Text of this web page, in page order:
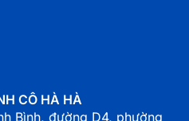
CÔ HÀ HÀ
Bình, đường D4, phường